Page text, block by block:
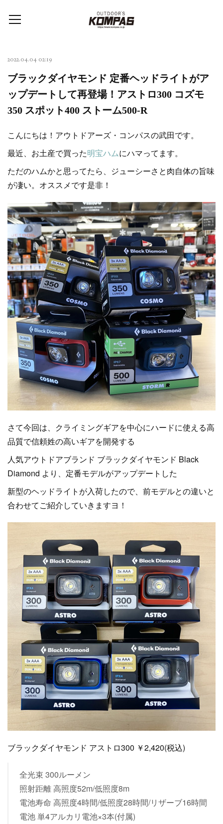
2022.04.04 02:19
ブラックダイヤモンド 定番ヘッドライトがア
ップデートして再登場！アストロ300 コズモ
350 スポット400 ストーム500-R
こんにちは！アウトドアーズ・コンパスの武田です。
最近、お土産で買った明宝ハムにハマってます。
ただのハムかと思ってたら、ジューシーさと肉自体の旨味
が凄い。オススメです是非！
さて今回は、クライミングギアを中心にハードに使える高
品質で信頼姓の高いギアを開発する
人気アウトドアブランド ブラックダイヤモンド Black
Diamond より、定番モデルがアップデートした
新型のヘッドライトが入荷したので、前モデルとの違いと
合わせてご紹介していきますヨ！
ブラックダイヤモンド アストロ300 ￥2,420(税込)
全光束 300ルーメン
照射距離 高照度52m/低照度8m
電池寿命 高照度4時間/低照度28時間/リザーブ16時間
電池 単4アルカリ電池×3本(付属)